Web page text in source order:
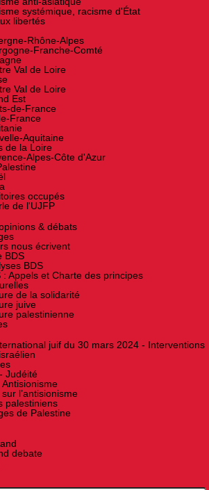
systémique, racisme d'État
libertés
Rhône-Alpes
Franche-Comté
Val de Loire
Val de Loire
Est
de-France
France
Aquitaine
de la Loire
Alpes-Côte d'Azur
occupés
de l'UJFP
& débats
nous écrivent
BDS
BDS
: Appels et Charte des principes
de la solidarité
juive
palestinienne
juif du 30 mars 2024 - Interventions
Judéité
l’antisionisme
palestiniens
de Palestine
debate